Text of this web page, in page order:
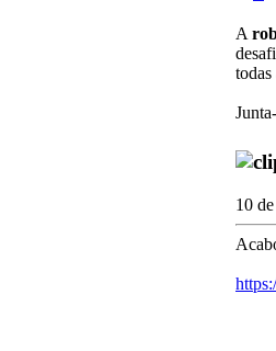
A
todas
10